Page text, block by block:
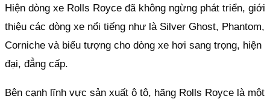
Hiện dòng xe Rolls Royce đã không ngừng phát triển, giới
thiệu các dòng xe nổi tiếng như là Silver Ghost, Phantom,
Corniche và biểu tượng cho dòng xe hơi sang trọng, hiện
đại, đẳng cấp.
Bên cạnh lĩnh vực sản xuất ô tô, hãng Rolls Royce là một